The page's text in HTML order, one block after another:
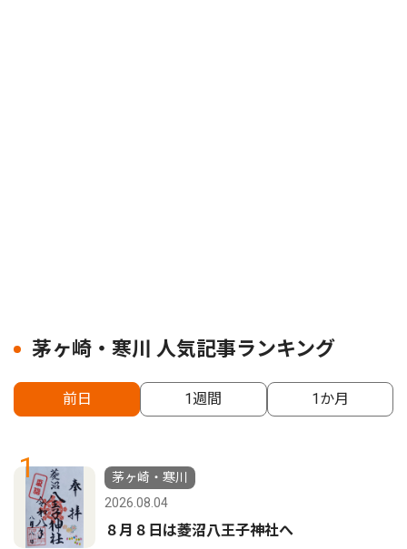
茅ヶ崎・寒川 人気記事ランキング
前日 1週間 1か月
1
茅ヶ崎・寒川
2026.08.04
８月８日は菱沼八王子神社へ